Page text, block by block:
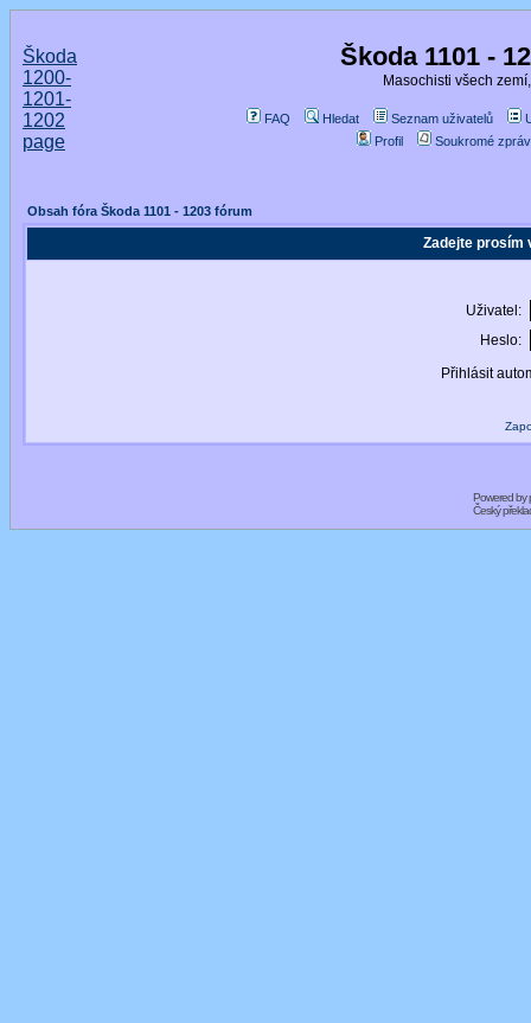
Škoda
1200-
1201-
1202
page
Škoda 1101 -
Masochisti všech
FAQ Hledat Seznam uživatelů
Profil
Soukromé
Obsah fóra Škoda 1101 - 1203 fórum
Zadejte prosím
Uživatel:
Heslo:
Přihlásit
Powered by
Český